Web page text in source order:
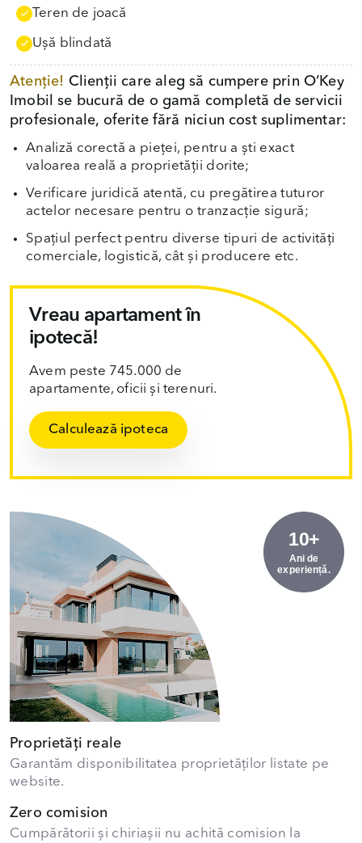
Teren de joacă
Uşă blindată
Atenție! Clienții care aleg să cumpere prin O’Key
Imobil se bucură de o gamă completă de servicii
profesionale, oferite fără niciun cost suplimentar:
Analiză corectă a pieței, pentru a ști exact
valoarea reală a proprietății dorite;
Verificare juridică atentă, cu pregătirea tuturor
actelor necesare pentru o tranzacție sigură;
Spațiul perfect pentru diverse tipuri de activități
comerciale, logistică, cât și producere etc.
Vreau apartament în
ipotecă!
Avem peste 745.000 de
apartamente, oficii și terenuri.
Calculează ipoteca
10+
Ani de
experiență.
Proprietăți reale
Garantăm disponibilitatea proprietăților listate pe
website.
Zero comision
Cumpărătorii și chiriașii nu achită comision la